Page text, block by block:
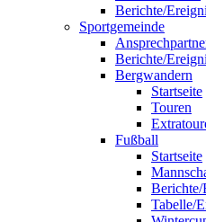
Berichte/
Sportgemeinde
Berichte/
Bergwandern
Startseite
Touren
Fußball
Startseite
Berichte/
Tabelle/